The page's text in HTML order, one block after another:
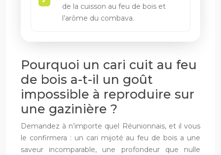
de la cuisson au feu de bois et
l’arôme du combava.
Pourquoi un cari cuit au feu
de bois a-t-il un goût
impossible à reproduire sur
une gazinière ?
Demandez à n’importe quel Réunionnais, et il vous
le confirmera : un cari mijoté au feu de bois a une
saveur incomparable, une profondeur que nulle